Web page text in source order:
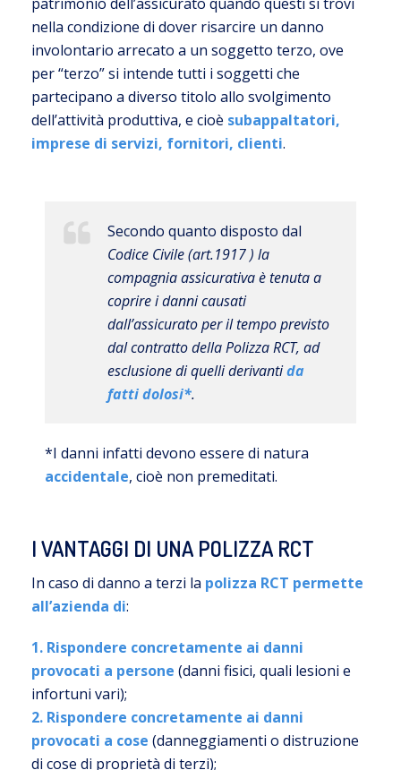
patrimonio dell’assicurato quando questi si trovi
nella condizione di dover risarcire un danno
involontario arrecato a un soggetto terzo, ove
per “terzo” si intende tutti i soggetti che
partecipano a diverso titolo allo svolgimento
dell’attività produttiva, e cioè subappaltatori,
imprese di servizi, fornitori, clienti.
Secondo quanto disposto dal
Codice Civile (art.1917 ) la
compagnia assicurativa è tenuta a
coprire i danni causati
dall’assicurato per il tempo previsto
dal contratto della Polizza RCT, ad
esclusione di quelli derivantida
fatti dolosi*.
*I danni infatti devono essere di natura
accidentale, cioè non premeditati.
I VANTAGGI DI UNA POLIZZA RCT
In caso di danno a terzi la polizza RCT permette
all’azienda di:
1. Rispondere concretamente ai danni
provocati a persone (danni fisici, quali lesioni e
infortuni vari);
2. Rispondere concretamente ai danni
provocati a cose (danneggiamenti o distruzione
di cose di proprietà di terzi);